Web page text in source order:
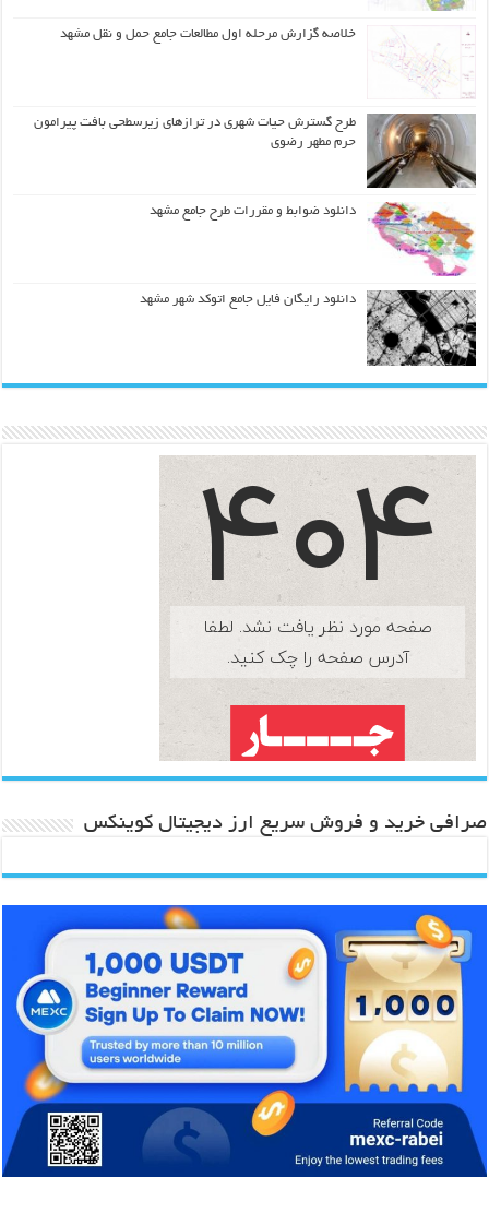
خلاصه گزارش مرحله اول مطالعات جامع حمل و نقل مشهد
طرح گسترش حیات شهري در ترازهاي زیرسطحی بافت پیرامون
حرم مطهر رضوي
دانلود ضوابط و مقررات طرح جامع مشهد
دانلود رایگان فایل جامع اتوکد شهر مشهد
صرافی خرید و فروش سریع ارز دیجیتال کوینکس